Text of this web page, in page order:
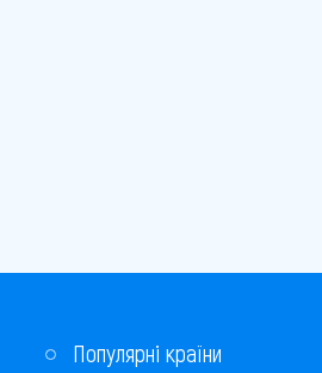
Популярні країни